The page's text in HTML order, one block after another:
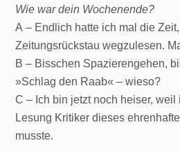
Wie war dein Wochenende?
A – Endlich hatte ich mal die
Zeitungsrückstau wegzulesen.
B – Bisschen Spazierengehen,
»Schlag den Raab« – wieso?
C – Ich bin jetzt noch heiser,
Lesung Kritiker dieses
musste.